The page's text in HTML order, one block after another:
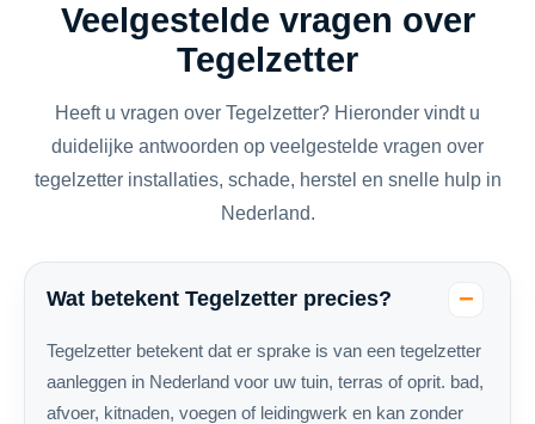
Veelgestelde vragen over
Tegelzetter
Heeft u vragen over Tegelzetter? Hieronder vindt u
duidelijke antwoorden op veelgestelde vragen over
tegelzetter installaties, schade, herstel en snelle hulp in
Nederland.
Wat betekent Tegelzetter precies?
Tegelzetter betekent dat er sprake is van een tegelzetter
aanleggen in Nederland voor uw tuin, terras of oprit. bad,
afvoer, kitnaden, voegen of leidingwerk en kan zonder